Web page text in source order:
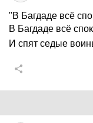
"В Багдаде всё
В Багдаде всё
И спят седые